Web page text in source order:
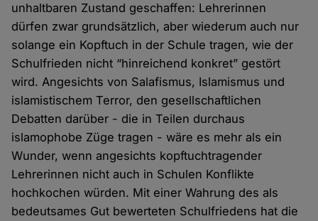
unhaltbaren Zustand geschaffen: Lehrerinnen
dürfen zwar grundsätzlich, aber wiederum auch nur
solange ein Kopftuch in der Schule tragen, wie der
Schulfrieden nicht “hinreichend konkret” gestört
wird. Angesichts von Salafismus, Islamismus und
islamistischem Terror, den gesellschaftlichen
Debatten darüber - die in Teilen durchaus
islamophobe Züge tragen - wäre es mehr als ein
Wunder, wenn angesichts kopftuchtragender
Lehrerinnen nicht auch in Schulen Konflikte
hochkochen würden. Mit einer Wahrung des als
bedeutsames Gut bewerteten Schulfriedens hat die